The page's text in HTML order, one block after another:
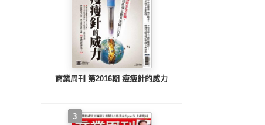
商業周刊 第2016期 瘦瘦針的威力
3